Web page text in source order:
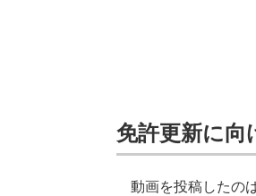
免許更新に向
動画を投稿したの